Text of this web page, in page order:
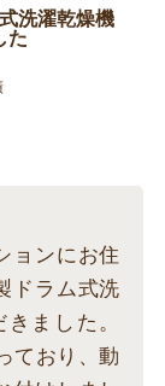
洗濯乾燥機
た
ョンにお住
ドラム式洗
ました。
ており、動